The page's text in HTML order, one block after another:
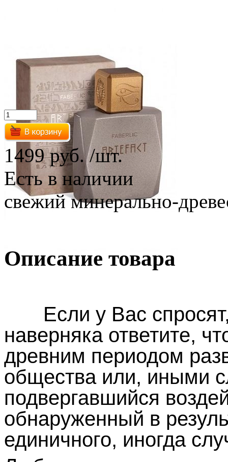
1499 руб./шт.
Есть в наличии
свежий минерально-
Описание товара
Если у Вас спросят,
наверняка ответите,
древним периодом
общества или, иными
подвергавшийся
обнаруженный в
единичного, иногда